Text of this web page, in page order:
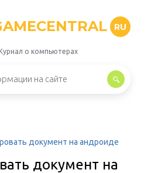
RU
о компьютерах
документ на андроиде
документ на